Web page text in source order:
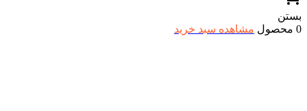
بستن
0 محصول
مشاهده سبد خرید